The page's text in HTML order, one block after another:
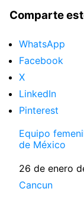
Comparte
WhatsApp
Facebook
X
LinkedIn
Pinterest
Equipo
de México
Fecha
26 de enero
Respecto a
Cancun